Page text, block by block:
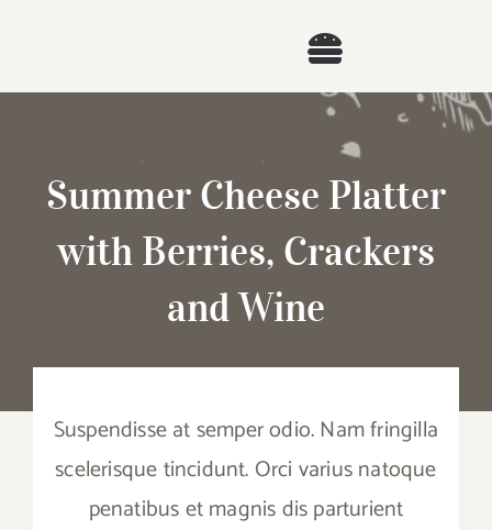
Toggle
Navigation
Projects
Nutrition Booklets
Blog
Contact
Summer Cheese Platter
with Berries, Crackers
and Wine
Suspendisse at semper odio. Nam fringilla
scelerisque tincidunt. Orci varius natoque
penatibus et magnis dis parturient